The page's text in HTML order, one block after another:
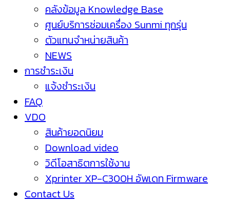
คลังข้อมูล Knowledge Base
ศูนย์บริการซ่อมเครื่อง Sunmi ทุกรุ่น
ตัวแทนจำหน่ายสินค้า
NEWS
การชำระเงิน
แจ้งชำระเงิน
FAQ
VDO
สินค้ายอดนิยม
Download video
วิดีโอสาธิตการใช้งาน
Xprinter XP-C300H อัพเดท Firmware
Contact Us